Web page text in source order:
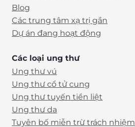
Blog
Các trung tâm xạ trị gần
Dự án đang hoạt động
Các loại ung thư
Ung thư vú
Ung thư cổ tử cung
Ung thư tuyến tiền liệt
Ung thư da
Tuyên bố miễn trừ trách nhiệm